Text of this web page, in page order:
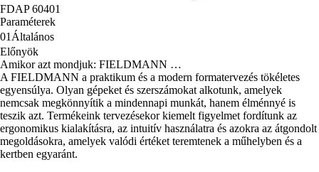
FDAP 60401
Paraméterek
01 Általános
Előnyök
Amikor azt mondjuk: FIELDMANN …
A FIELDMANN a praktikum és a modern formatervezés tökéletes
egyensúlya. Olyan gépeket és szerszámokat alkotunk, amelyek
nemcsak megkönnyítik a mindennapi munkát, hanem élménnyé is
teszik azt. Termékeink tervezésekor kiemelt figyelmet fordítunk az
ergonomikus kialakításra, az intuitív használatra és azokra az átgondolt
megoldásokra, amelyek valódi értéket teremtenek a műhelyben és a
kertben egyaránt.